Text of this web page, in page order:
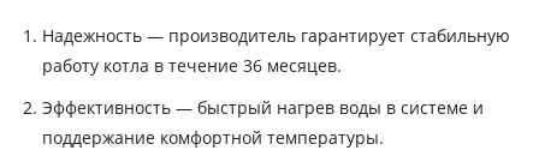
Надежность — производитель гарантирует стабильную
работу котла в течение 36 месяцев.
Эффективность — быстрый нагрев воды в системе и
поддержание комфортной температуры.